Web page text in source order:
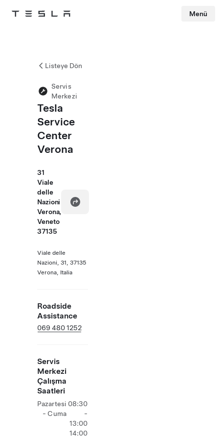
Tesla Menü
Listeye Dön
Servis
Merkezi
Tesla
Service
Center
Verona
31
Viale
delle
Nazioni
Verona,
Veneto
37135
Viale delle
Nazioni, 31, 37135
Verona, Italia
Roadside
Assistance
069 480 1252
Servis
Merkezi
Çalışma
Saatleri
Pazartesi
- Cuma
08:30
-
13:00
14:00